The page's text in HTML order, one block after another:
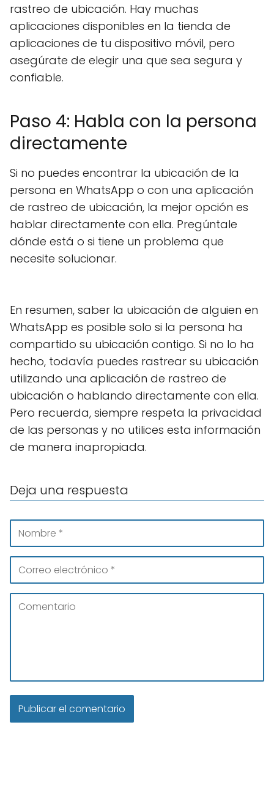
rastreo de ubicación. Hay muchas
aplicaciones disponibles en la tienda de
aplicaciones de tu dispositivo móvil, pero
asegúrate de elegir una que sea segura y
confiable.
Paso 4: Habla con la persona
directamente
Si no puedes encontrar la ubicación de la
persona en WhatsApp o con una aplicación
de rastreo de ubicación, la mejor opción es
hablar directamente con ella. Pregúntale
dónde está o si tiene un problema que
necesite solucionar.
En resumen, saber la ubicación de alguien en
WhatsApp es posible solo si la persona ha
compartido su ubicación contigo. Si no lo ha
hecho, todavía puedes rastrear su ubicación
utilizando una aplicación de rastreo de
ubicación o hablando directamente con ella.
Pero recuerda, siempre respeta la privacidad
de las personas y no utilices esta información
de manera inapropiada.
Deja una respuesta